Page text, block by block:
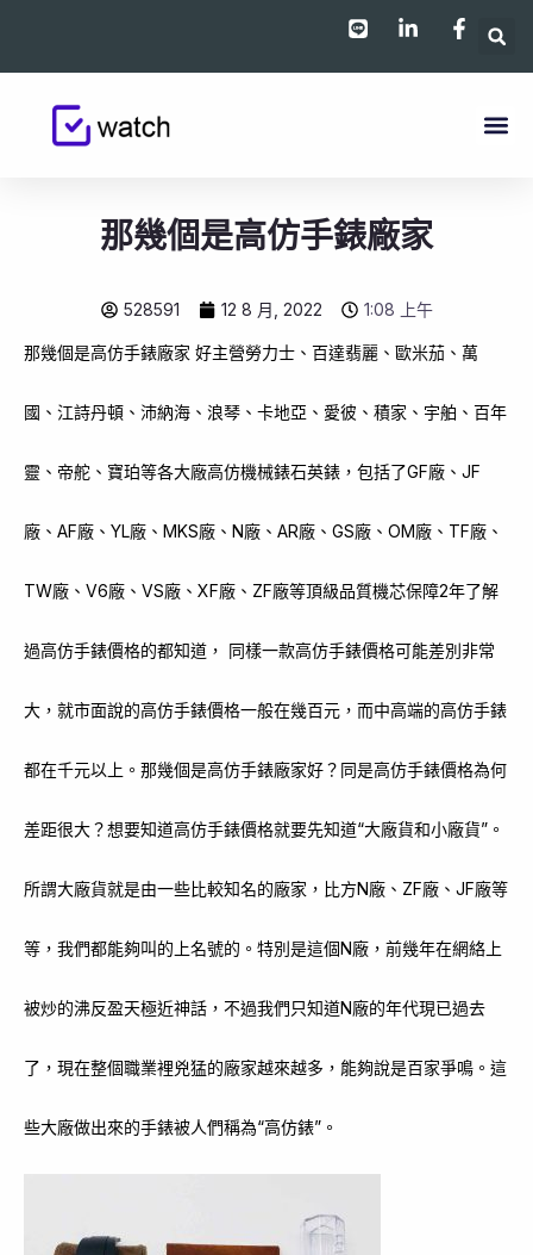
那幾個是高仿手錶廠家
528591 12 8 月, 2022 1:08 上午
那幾個是高仿手錶廠家 好主營勞力士、百達翡麗、歐米茄、萬
國、江詩丹頓、沛納海、浪琴、卡地亞、愛彼、積家、宇舶、百年
靈、帝舵、寶珀等各大廠高仿機械錶石英錶，包括了GF廠、JF
廠、AF廠、YL廠、MKS廠、N廠、AR廠、GS廠、OM廠、TF廠、
TW廠、V6廠、VS廠、XF廠、ZF廠等頂級品質機芯保障2年了解
過高仿手錶價格的都知道， 同樣一款高仿手錶價格可能差別非常
大，就市面說的高仿手錶價格一般在幾百元，而中高端的高仿手錶
都在千元以上。那幾個是高仿手錶廠家好？同是高仿手錶價格為何
差距很大？想要知道高仿手錶價格就要先知道“大廠貨和小廠貨”。
所謂大廠貨就是由一些比較知名的廠家，比方N廠、ZF廠、JF廠等
等，我們都能夠叫的上名號的。特別是這個N廠，前幾年在網絡上
被炒的沸反盈天極近神話，不過我們只知道N廠的年代現已過去
了，現在整個職業裡兇猛的廠家越來越多，能夠說是百家爭鳴。這
些大廠做出來的手錶被人們稱為“高仿錶”。